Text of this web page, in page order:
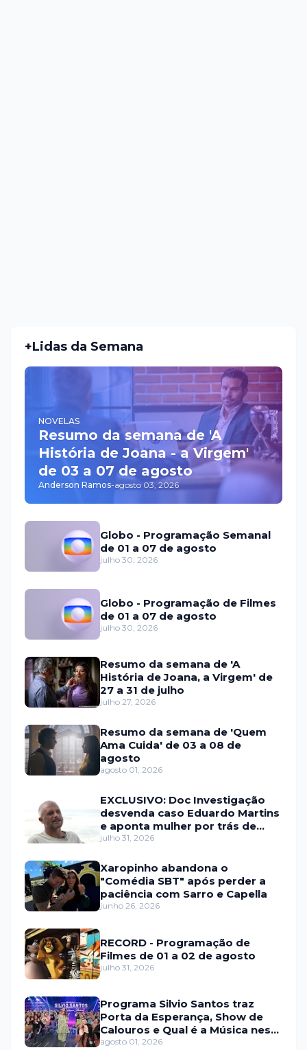
+Lidas da Semana
NOVELAS
Resumo da semana de 'A
História de Joana - a Virgem'
de 03 a 07 de agosto
Anderson Ramos-agosto 03, 2026
Globo - Programação Semanal
de 01 a 07 de agosto
julho 30, 2026
Globo - Programação de Filmes
de 01 a 07 de agosto
julho 30, 2026
Resumo da semana de 'A
História de Joana, a Virgem' de
27 a 31 de julho
julho 27, 2026
Resumo da semana de 'Quem
Ama Cuida' de 03 a 08 de
agosto
agosto 01, 2026
EXCLUSIVO: Doc Investigação
desvenda caso Eduardo Martins
e aponta mulher por trás de
fraude internacional
julho 31, 2026
Xaropinho abandona o
"Comédia SBT" após perder a
paciência com Sarro e Capella
junho 26, 2026
RECORD - Programação de
Filmes de 01 a 02 de agosto
julho 31, 2026
Programa Silvio Santos traz
Porta da Esperança, Show de
Calouros e Qual é a Música neste
domingo (2)
agosto 01, 2026